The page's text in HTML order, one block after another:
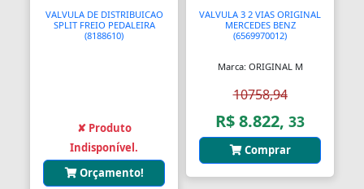
Almofadas
Almofadas
Alças
Alças
VALVULA DE DISTRIBUICAO
SPLIT FREIO PEDALEIRA
(8188610)
✘ Produto
Indisponível.
Orçamento!
VALVULA 3 2 VIAS ORIGINAL
MERCEDES BENZ
(6569970012)
Marca: ORIGINAL M
10758,94
R$ 8.822, 33
Comprar